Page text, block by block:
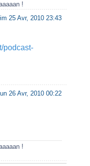
!
25 Avr, 2010 23:43
podcast-
26 Avr, 2010 00:22
!